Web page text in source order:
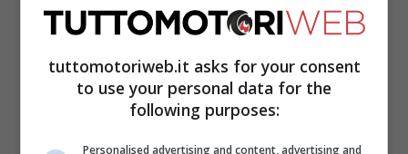
I primi a rendersene conto, naturalmente,
tuttomotoriweb.it asks for your consent
to use your personal data for the
following purposes:
Personalised advertising and content, advertising and